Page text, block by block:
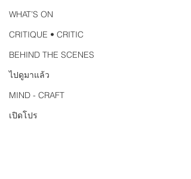
WHAT’S ON
CRITIQUE • CRITIC
BEHIND THE SCENES
ไปดูมาแล้ว
MIND - CRAFT
เปิดโปร